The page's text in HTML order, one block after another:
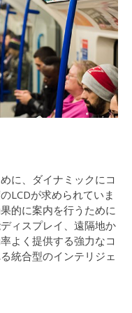
に、ダイナミックにコ
LCDが求められていま
的に案内を行うために
ィスプレイ、遠隔地か
よく提供する強力なコ
統合型のインテリジェ